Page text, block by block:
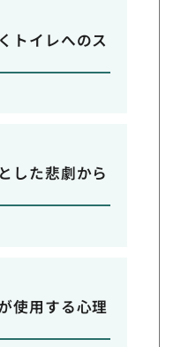
トイレへのス
した悲劇から
使用する心理